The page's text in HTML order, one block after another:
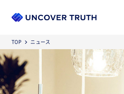
TOP ニュース